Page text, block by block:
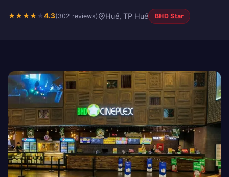
★★★★★4.3(302 reviews) Huế, TP Huế BHD Star